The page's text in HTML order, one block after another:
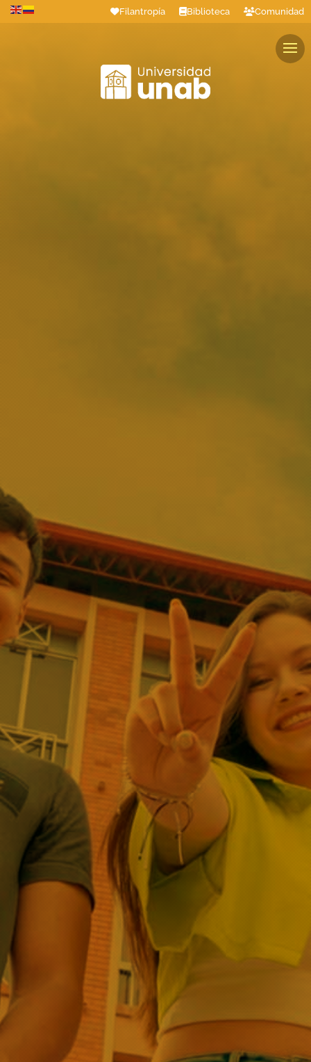
Filantropía Biblioteca Comunidad
Estudiantes Profesores Graduados